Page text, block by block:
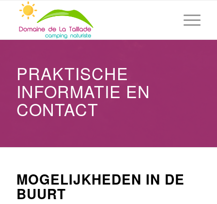
PRAKTISCHE
INFORMATIE EN
CONTACT
MOGELIJKHEDEN IN DE
BUURT